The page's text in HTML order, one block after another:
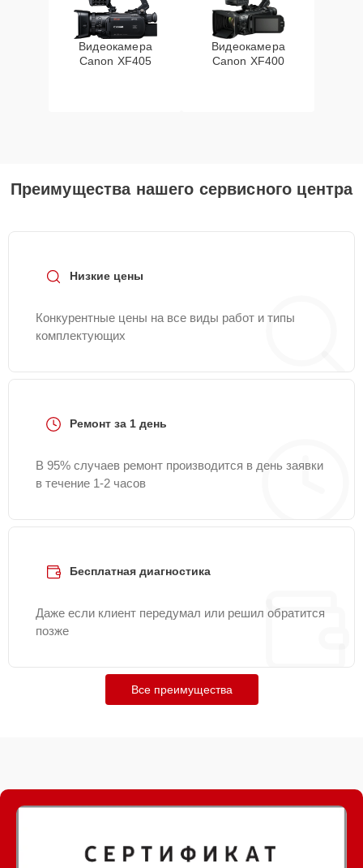
Видеокамера
Canon XF405
Видеокамера
Canon XF400
Преимущества нашего сервисного центра
Низкие цены
Конкурентные цены на все виды работ и типы
комплектующих
Ремонт за 1 день
В 95% случаев ремонт производится в день заявки
в течение 1-2 часов
Бесплатная диагностика
Даже если клиент передумал или решил обратится
позже
Все преимущества